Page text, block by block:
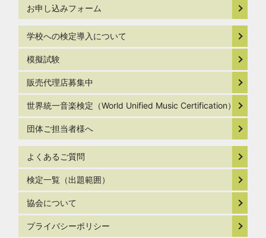
お申し込みフォーム
学校への検定導入について
模擬試験
販売代理店募集中
世界統一音楽検定（World Unified Music Certification）
団体ご担当者様へ
よくあるご質問
検定一覧（出題範囲）
協会について
プライバシーポリシー